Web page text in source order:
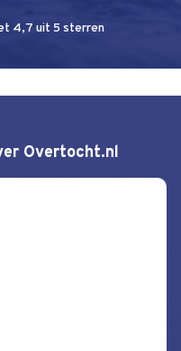
4,7 uit 5 sterren
Overtocht.nl